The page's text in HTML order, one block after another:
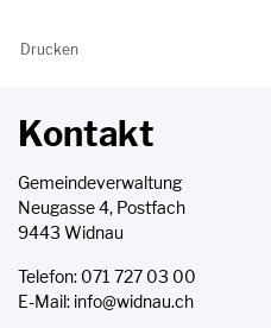
Drucken
Kontakt
Gemeindeverwaltung
Neugasse 4, Postfach
9443 Widnau
Telefon: 071 727 03 00
E-Mail: info@widnau.ch